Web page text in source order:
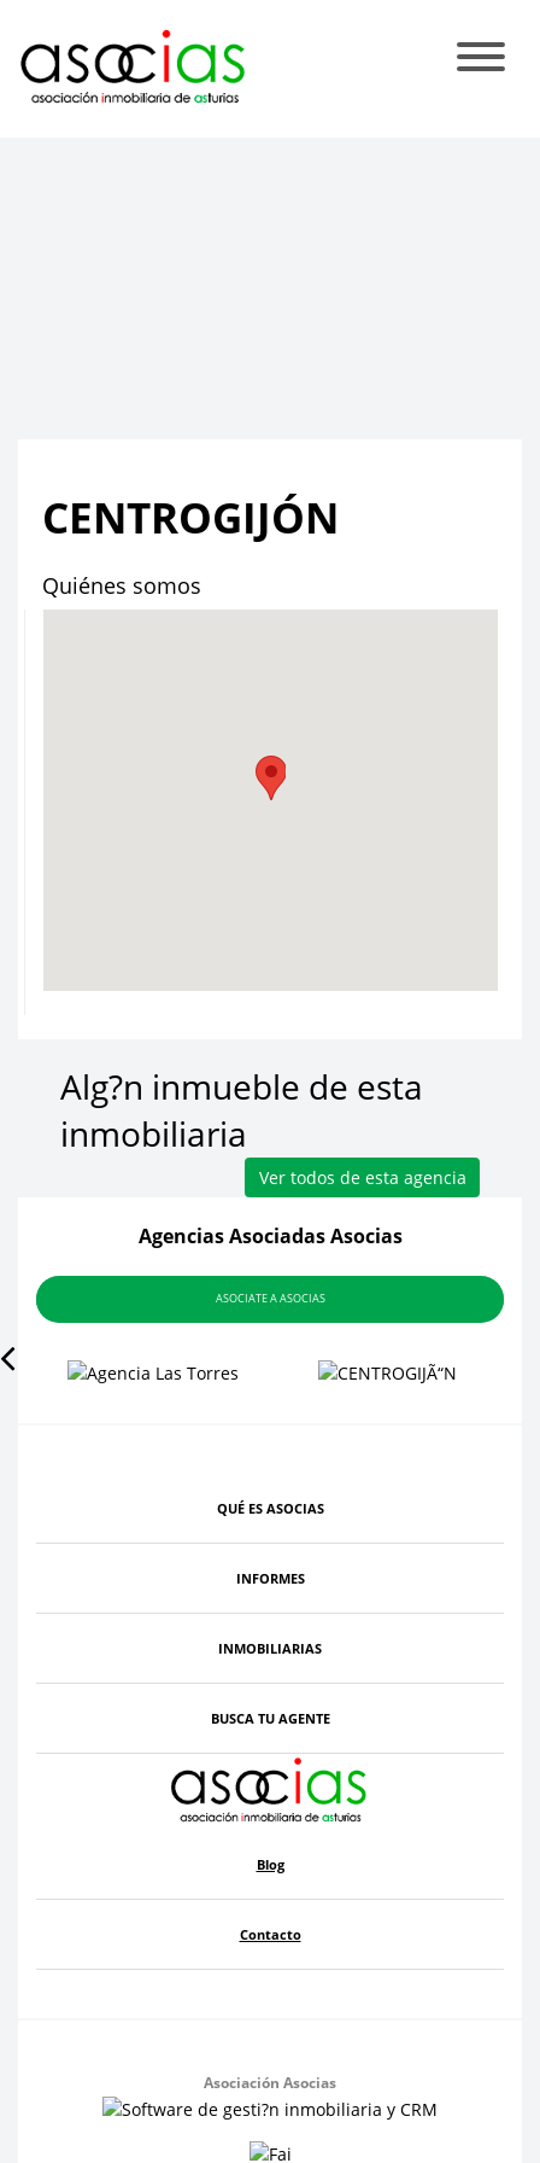
CENTROGIJÓN
Quiénes somos
Alg?n inmueble de esta
inmobiliaria
Ver todos de esta agencia
Agencias Asociadas Asocias
ASOCIATE A ASOCIAS
QUÉ ES ASOCIAS
INFORMES
INMOBILIARIAS
BUSCA TU AGENTE
Blog
Contacto
Asociación Asocias